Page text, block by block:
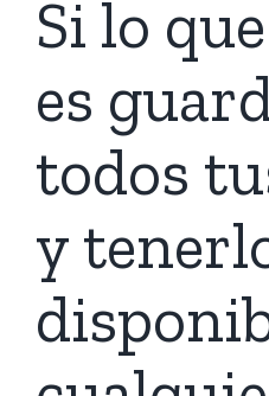
Si lo
es
todos
y